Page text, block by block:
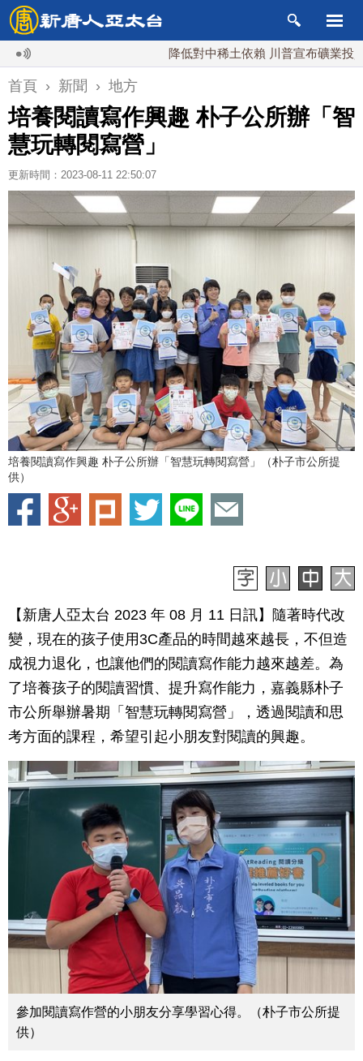
降低對中稀土依賴 川普宣布礦業投資20億美
首頁 › 新聞 › 地方
培養閱讀寫作興趣 朴子公所辦「智
慧玩轉閱寫營」
更新時間：2023-08-11 22:50:07
培養閱讀寫作興趣 朴子公所辦「智慧玩轉閱寫營」（朴子市公所提
供）
【新唐人亞太台 2023 年 08 月 11 日訊】隨著時代改
變，現在的孩子使用3C產品的時間越來越長，不但造
成視力退化，也讓他們的閱讀寫作能力越來越差。為
了培養孩子的閱讀習慣、提升寫作能力，嘉義縣朴子
市公所舉辦暑期「智慧玩轉閱寫營」，透過閱讀和思
考方面的課程，希望引起小朋友對閱讀的興趣。
參加閱讀寫作營的小朋友分享學習心得。（朴子市公所提
供）